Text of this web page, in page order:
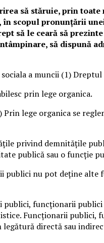
să stăruie, prin
scopul pronunțării
să le ceară să
să dispună
a muncii (1)
prin lege organica.
Prin lege organica se
privind demnitățile
publică sau o funcție
publici nu pot deține alte
publici, funcționarii
Funcționarii publici,
directă sau